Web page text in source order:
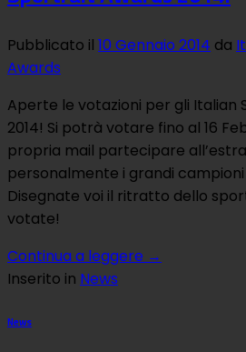
Pubblicato il 10 Gennaio 2014 da
Awards
Aperte le votazioni per gli Italian
2014! Si potrà votare fino al 16
propria mail partecipare
personalmente i grandi
Disegnate voi il ritratto dello
votate!
Continua a leggere →
Inserito in News
News